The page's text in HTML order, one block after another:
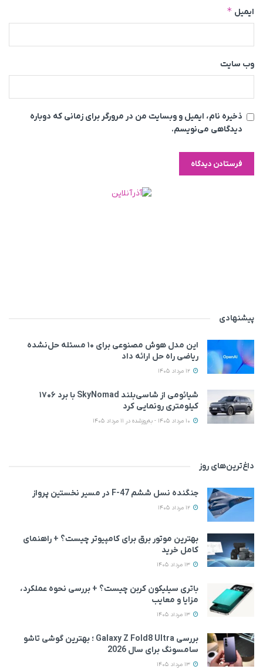
ایمیل *
وب‌ سایت
ذخیره نام، ایمیل و وبسایت من در مرورگر برای زمانی که دوباره
دیدگاهی می‌نویسم.
پیشنهادی
این مدل هوش مصنوعی برای ۱۰ مسئله حل‌نشده
ریاضی راه حل ارائه داد
شیائومی از شاسی‌بلند SkyNomad با برد ۱۷۰۶
کیلومتری رونمایی کرد
داغ‌ترین‌های روز
جنگنده نسل ششم F-47 در مسیر نخستین پرواز
بهترین موتور برق برای کامپیوتر چیست؟ + راهنمای
کامل خرید
باتری سیلیکون کربن چیست؟ + بررسی نحوه عملکرد،
مزایا و معایب
بررسی Galaxy Z Fold8 Ultra ؛ بهترین گوشی تاشو
سامسونگ برای سال 2026